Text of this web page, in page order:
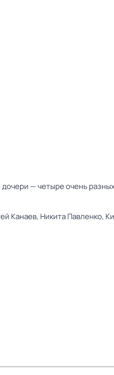
— четыре очень
Канаев, Никита Павленко,